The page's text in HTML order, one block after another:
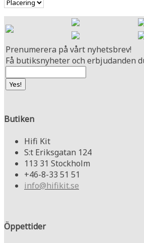
Prenumerera på vårt nyhetsbrev!
Få butiksnyheter och erbjudanden
Butiken
Hifi Kit
S:t Eriksgatan 124
113 31 Stockholm
+46-8-33 51 51
info@hifikit.se
Öppettider